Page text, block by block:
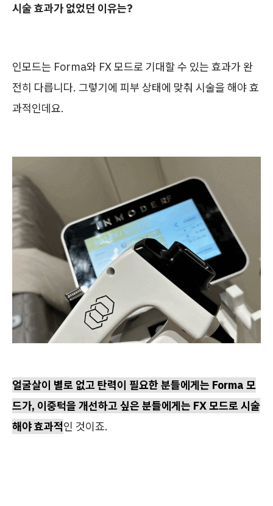
시술 효과가 없었던 이유는?
인모드는 Forma와 FX 모드로 기대할 수 있는 효과가 완
전히 다릅니다. 그렇기에 피부 상태에 맞춰 시술을 해야 효
과적인데요.
얼굴살이 별로 없고 탄력이 필요한 분들에게는 Forma 모
드가, 이중턱을 개선하고 싶은 분들에게는 FX 모드로 시술
해야 효과적인 것이죠.